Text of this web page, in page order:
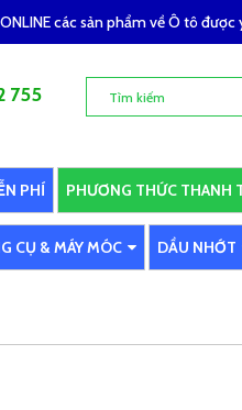
các sản phẩm về Ô tô được
755
PHÍ PHƯƠNG THỨC THANH
CỤ & MÁY MÓC DẦU NHỚT